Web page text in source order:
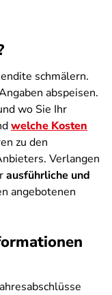
schmälern.
abspeisen.
wo Sie Ihr
welche Kosten
zu den
Verlangen
ausführliche und
angebotenen